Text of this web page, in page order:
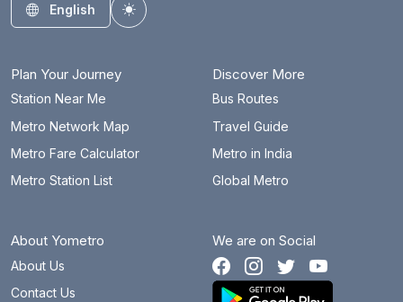
English
Toggle theme
Plan Your Journey
Station Near Me
Metro Network Map
Metro Fare Calculator
Metro Station List
Discover More
Bus Routes
Travel Guide
Metro in India
Global Metro
About Yometro
About Us
Contact Us
We are on Social